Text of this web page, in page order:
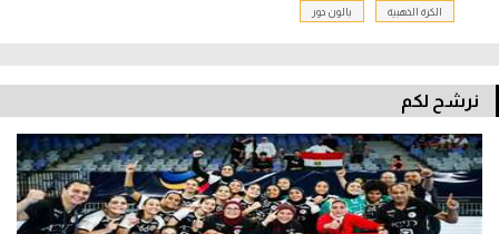
الكرة الذهبية بالون دور
نرشح لكم